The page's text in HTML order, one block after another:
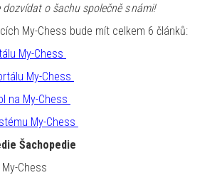
dozvídat o šachu společněs námi!
My-Chess bude mít celkem 6 článků:
My-Chess
My-Chess
na My-Chess
My-Chess
Šachopedie
Chess